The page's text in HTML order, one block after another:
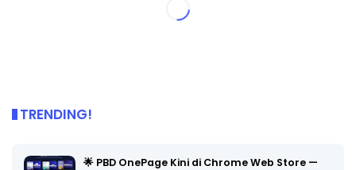
TRENDING!
🌟 PBD OnePage Kini di Chrome Web Store —